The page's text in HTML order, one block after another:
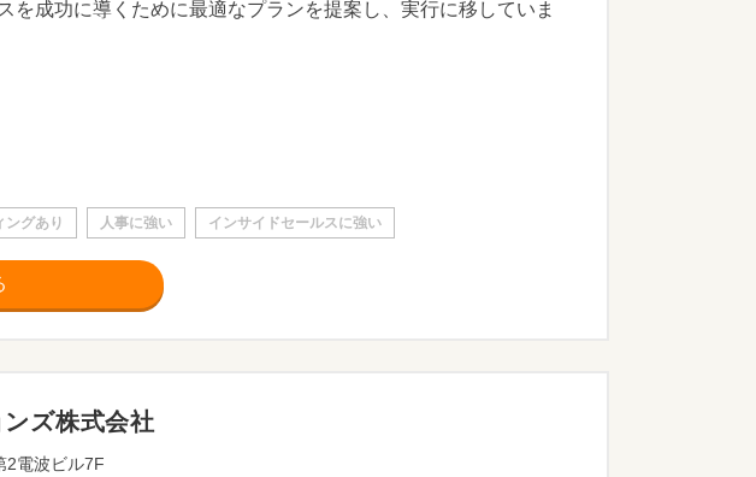
を成功に導くために最適なプランを提案し、実行に移していま
ングあり 人事に強い インサイドセールスに強い
ズ株式会社
2電波ビル7F